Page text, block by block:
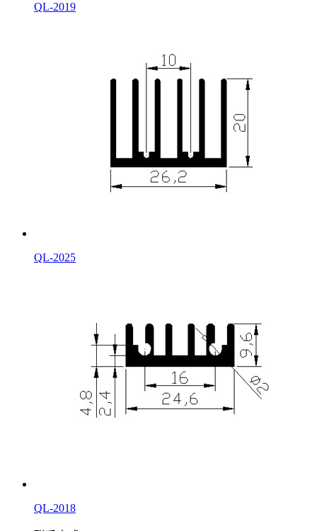
QL-2019
QL-2025
QL-2018